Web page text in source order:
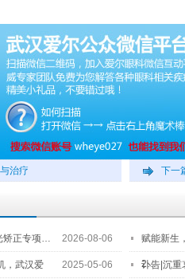
治疗 下一
矫正专项… 2026-08-06 赋能新生
2…
，武汉爱 2025-05-06 讣告|沉重